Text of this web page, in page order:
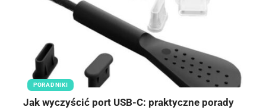
PORADNIKI
Jak wyczyścić port USB-C: praktyczne porady